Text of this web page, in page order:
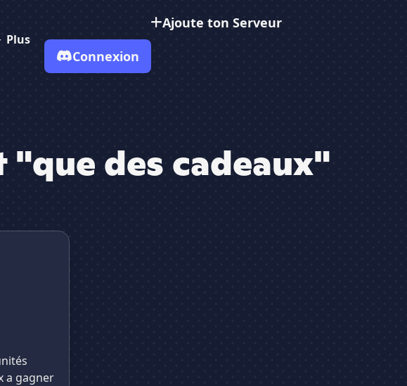
Plus
Ajoute ton Serveur
Connexion
des cadeaux"
a gagner
✕